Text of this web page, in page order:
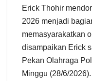
Erick Thohir
2026 menjadi
memasyarakatkan
disampaikan Erick
Pekan Olahraga
Minggu (28/6/2026).